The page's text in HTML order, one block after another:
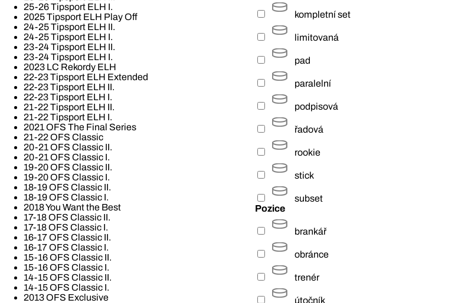
25-26 Tipsport ELH I.
2025 Tipsport ELH Play Off
24-25 Tipsport ELH II.
24-25 Tipsport ELH I.
23-24 Tipsport ELH II.
23-24 Tipsport ELH I.
2023 LC Rekordy ELH
22-23 Tipsport ELH Extended
22-23 Tipsport ELH II.
22-23 Tipsport ELH I.
21-22 Tipsport ELH II.
21-22 Tipsport ELH I.
2021 OFS The Final Series
21-22 OFS Classic
20-21 OFS Classic II.
20-21 OFS Classic I.
19-20 OFS Classic II.
19-20 OFS Classic I.
18-19 OFS Classic II.
18-19 OFS Classic I.
2018 You Want the Best
17-18 OFS Classic II.
17-18 OFS Classic I.
16-17 OFS Classic II.
16-17 OFS Classic I.
15-16 OFS Classic II.
15-16 OFS Classic I.
14-15 OFS Classic II.
14-15 OFS Classic I.
2013 OFS Exclusive
kompletní set
limitovaná
pad
paralelní
podpisová
řadová
rookie
stick
subset
Pozice
brankář
obránce
trenér
útočník